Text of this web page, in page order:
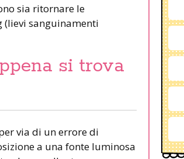
sia ritornare le
sanguinamenti
si trova
via di un errore di
a una fonte luminosa